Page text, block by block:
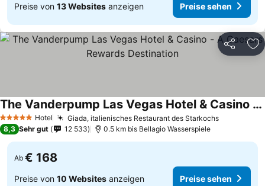
Preise von 13 Websites anzeigen Preise sehen
Teilen
5 Sterne Hotel Giada, italienisches Restaurant des Starkochs
The Vanderpump Las Vegas Hotel & Casino - A Caesars Rewards Destination
8,3 Sehr gut 12 533 0.5 km bis Bellagio Wasserspiele
Ab € 168
Preise von 10 Websites anzeigen Preise sehen